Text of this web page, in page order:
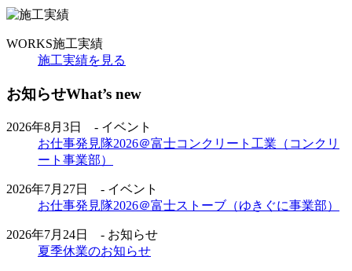
WORKS施工実績
施工実績を見る
お知らせWhat’s new
2026年8月3日 - イベント
お仕事発見隊2026＠富士コンクリート工業（コンクリ
ート事業部）
2026年7月27日 - イベント
お仕事発見隊2026＠富士ストーブ（ゆきぐに事業部）
2026年7月24日 - お知らせ
夏季休業のお知らせ